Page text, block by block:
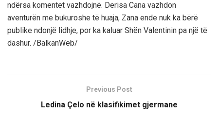
ndërsa komentet vazhdojnë. Derisa Cana vazhdon
aventurën me bukuroshe të huaja, Zana ende nuk ka bërë
publike ndonjë lidhje, por ka kaluar Shën Valentinin pa një të
dashur. /BalkanWeb/
Previous Post
Ledina Çelo në klasifikimet gjermane